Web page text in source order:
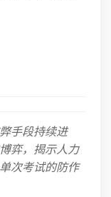
手段持续进
弈，揭示人力
次考试的防作